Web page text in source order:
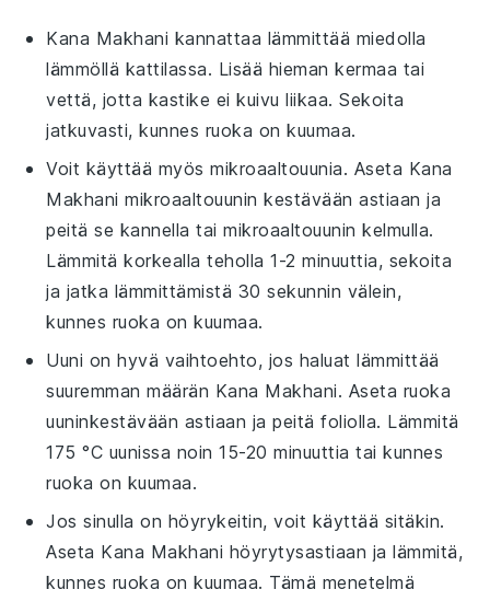
Kana Makhani kannattaa lämmittää miedolla
lämmöllä kattilassa. Lisää hiemankermaa tai
vettä, jotta kastike ei kuivu liikaa. Sekoita
jatkuvasti, kunnes ruoka on kuumaa.
Voit käyttää myösmikroaaltouunia. Aseta Kana
Makhani mikroaaltouunin kestävään astiaan ja
peitä se kannella taimikroaaltouunin kelmulla.
Lämmitä korkealla teholla 1-2 minuuttia, sekoita
ja jatka lämmittämistä 30 sekunnin välein,
kunnes ruoka on kuumaa.
Uuni on hyvä vaihtoehto, jos haluat lämmittää
suuremman määrän Kana Makhani. Aseta ruoka
uuninkestävään astiaan ja peitäfoliolla. Lämmitä
175 °C uunissa noin 15-20 minuuttia tai kunnes
ruoka on kuumaa.
Jos sinulla on höyrykeitin, voit käyttää sitäkin.
Aseta Kana Makhani höyrytysastiaan ja lämmitä,
kunnes ruoka on kuumaa. Tämä menetelmä